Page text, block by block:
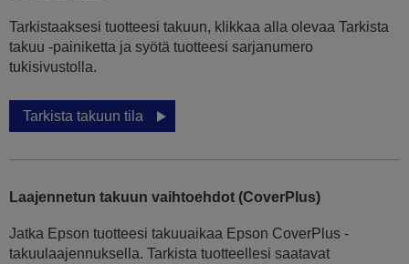
Tarkistaaksesi tuotteesi takuun, klikkaa alla olevaa Tarkista
takuu -painiketta ja syötä tuotteesi sarjanumero
tukisivustolla.
Tarkista takuun tila
Laajennetun takuun vaihtoehdot (CoverPlus)
Jatka Epson tuotteesi takuuaikaa Epson CoverPlus -
takuulaajennuksella. Tarkista tuotteellesi saatavat